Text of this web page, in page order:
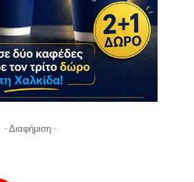
- Διαφήμιση -